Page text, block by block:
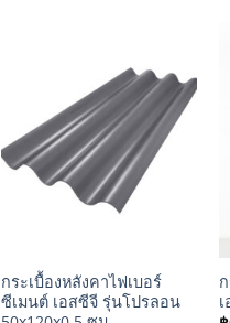
กระเบื้องหลังคาไฟเบอร์
ซีเมนต์ เอสซีจี รุ่นโปรลอน